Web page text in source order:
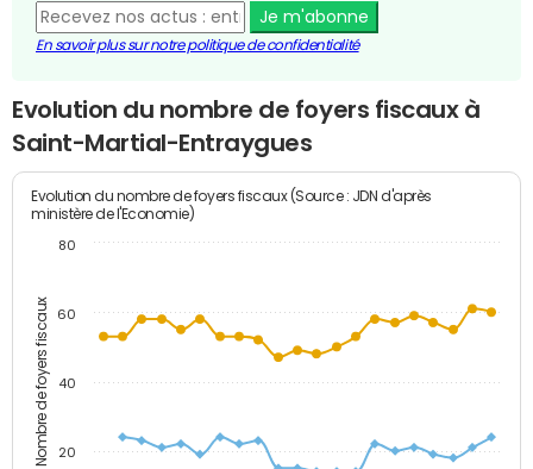
Je m'abonne
En savoir plus sur notre politique de confidentialité
Evolution du nombre de foyers fiscaux à
Saint-Martial-Entraygues
Nombre de foyers fiscaux
Evolution du nombre de foyers fiscaux (Source : JDN d'après
ministère de l'Economie)
20
40
60
80